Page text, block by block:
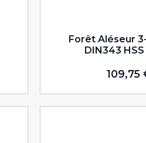
Forêt Aléseur
DIN343 HSS
109,75